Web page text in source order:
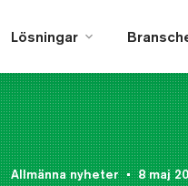
Lösningar
Allmänna nyheter • 8 maj